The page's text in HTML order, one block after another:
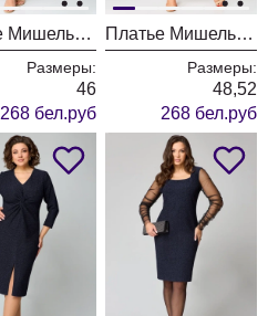
Платье МишельСтиль 1287 джинсовый
Размеры:
46
268 бел.руб
Платье МишельСтиль 1267 фуксия
Размеры:
48,52
268 бел.руб